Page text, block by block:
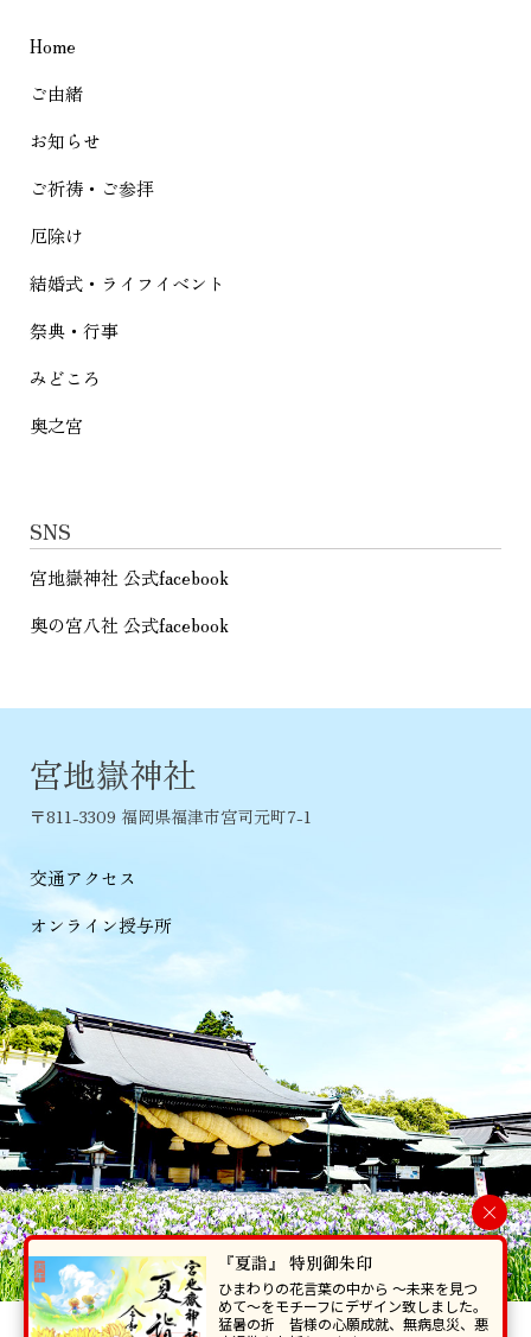
ー
シ
ョ
ン
Home
ご由緒
お知らせ
ご祈祷・ご参拝
厄除け
結婚式・ライフイベント
祭典・行事
みどころ
奥之宮
SNS
宮地嶽神社 公式facebook
奥の宮八社 公式facebook
宮地嶽神社
〒811-3309 福岡県福津市宮司元町7-1
交通アクセス
オンライン授与所
当ホームページで掲載の写真・イラスト等を無断で転写･複製することを
×
『夏詣』 特別御朱印
ひまわりの花言葉の中から 〜未来を見つ
めて〜をモチーフにデザイン致しました。
猛暑の折 皆様の心願成就、無病息災、悪